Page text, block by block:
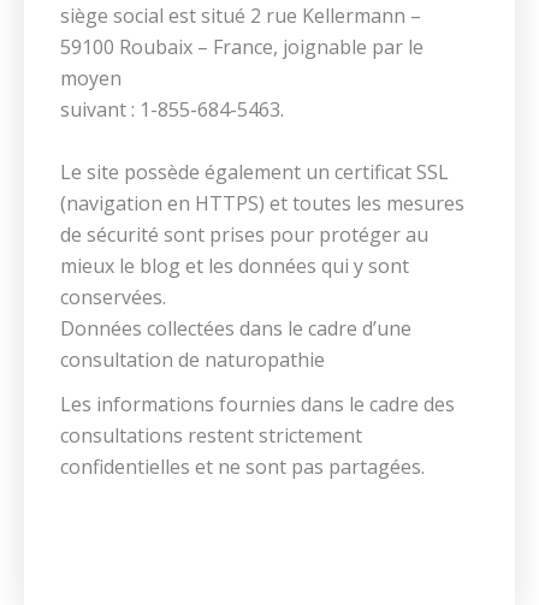
siège social est situé 2 rue Kellermann –
59100 Roubaix – France, joignable par le
moyen
suivant : 1-855-684-5463.
Le site possède également un certificat SSL
(navigation en HTTPS) et toutes les mesures
de sécurité sont prises pour protéger au
mieux le blog et les données qui y sont
conservées.
Données collectées dans le cadre d’une
consultation de naturopathie
Les informations fournies dans le cadre des
consultations restent strictement
confidentielles et ne sont pas partagées.